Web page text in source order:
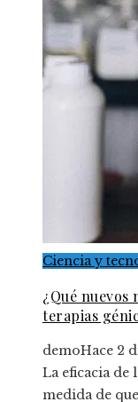
Ciencia y
¿Qué
terapias
demoHace 2
La eficacia de
medida de